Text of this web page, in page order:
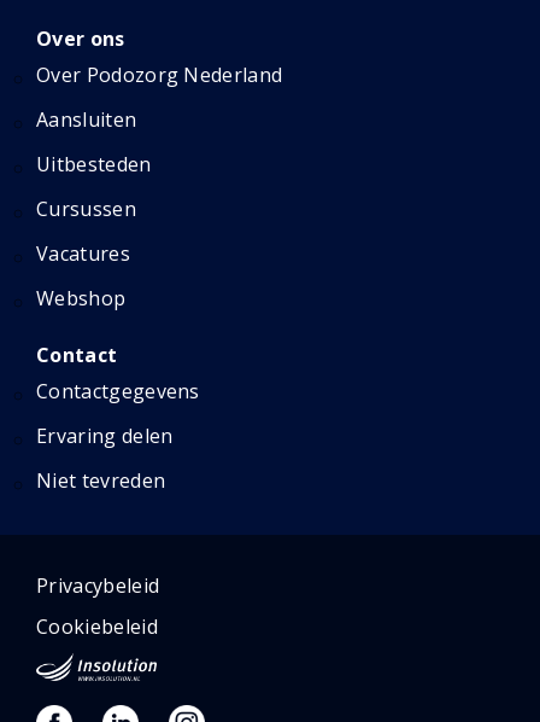
Over ons
Over Podozorg Nederland
Aansluiten
Uitbesteden
Cursussen
Vacatures
Webshop
Contact
Contactgegevens
Ervaring delen
Niet tevreden
Privacybeleid
Cookiebeleid